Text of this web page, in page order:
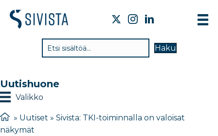
Haku
Uutishuone
Valikko
» Uutiset » Sivista: TKI-toiminnalla on valoisat
näkymät